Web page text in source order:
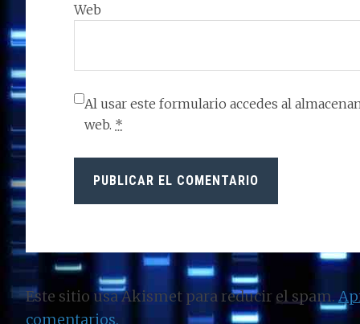
Web
Al usar este formulario accedes al
web. *
Este sitio usa Akismet para reducir el spam.
comentarios.